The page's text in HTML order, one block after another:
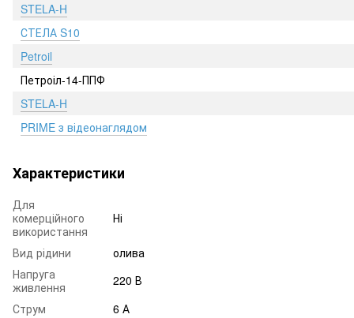
STELA-H
СТЕЛА S10
Petroil
Петроіл-14-ППФ
STELA-H
PRIME з відеонаглядом
Характеристики
Для
комерційного
використання
Ні
Вид рідини
олива
Напруга
живлення
220 В
Струм
6 А